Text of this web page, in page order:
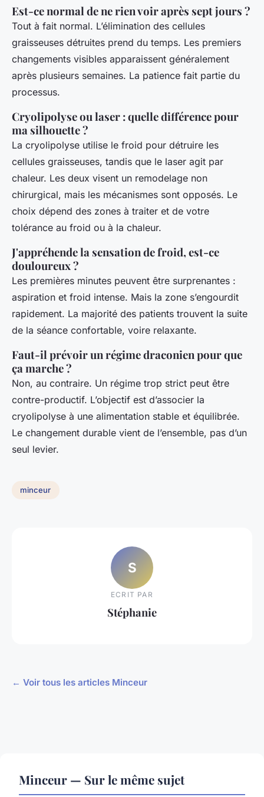
Est-ce normal de ne rien voir après sept jours ?
Tout à fait normal. L’élimination des cellules
graisseuses détruites prend du temps. Les premiers
changements visibles apparaissent généralement
après plusieurs semaines. La patience fait partie du
processus.
Cryolipolyse ou laser : quelle différence pour
ma silhouette ?
La cryolipolyse utilise le froid pour détruire les
cellules graisseuses, tandis que le laser agit par
chaleur. Les deux visent un remodelage non
chirurgical, mais les mécanismes sont opposés. Le
choix dépend des zones à traiter et de votre
tolérance au froid ou à la chaleur.
J'appréhende la sensation de froid, est-ce
douloureux ?
Les premières minutes peuvent être surprenantes :
aspiration et froid intense. Mais la zone s’engourdit
rapidement. La majorité des patients trouvent la suite
de la séance confortable, voire relaxante.
Faut-il prévoir un régime draconien pour que
ça marche ?
Non, au contraire. Un régime trop strict peut être
contre-productif. L’objectif est d’associer la
cryolipolyse à une alimentation stable et équilibrée.
Le changement durable vient de l’ensemble, pas d’un
seul levier.
minceur
S
ECRIT PAR
Stéphanie
← Voir tous les articles Minceur
Minceur — Sur le même sujet